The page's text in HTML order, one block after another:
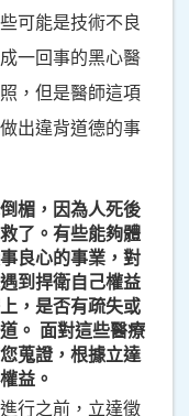
可能是技術不良
一回事的黑心醫
，但是醫師這項
出違背道德的事
楣，因為人死後
了。有些能夠體
良心的事業，對
到捍衛自己權益
，是否有疏失或
。 面對這些醫療
蒐證，根據立達
益。
行之前，立達徵